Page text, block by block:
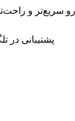
سریع‌تر و
پشتیبانی در